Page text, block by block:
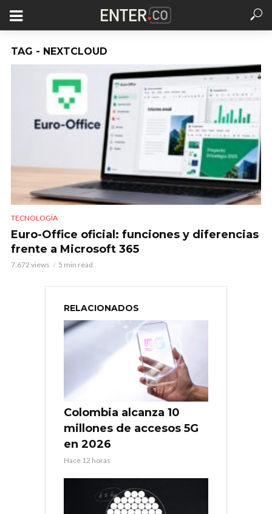
TAG - NEXTCLOUD
TECNOLOGÍA
Euro-Office oficial: funciones y diferencias
frente a Microsoft 365
7.672 views 5 min read
RELACIONADOS
Colombia alcanza 10
millones de accesos 5G
en 2026
Hace 12 horas